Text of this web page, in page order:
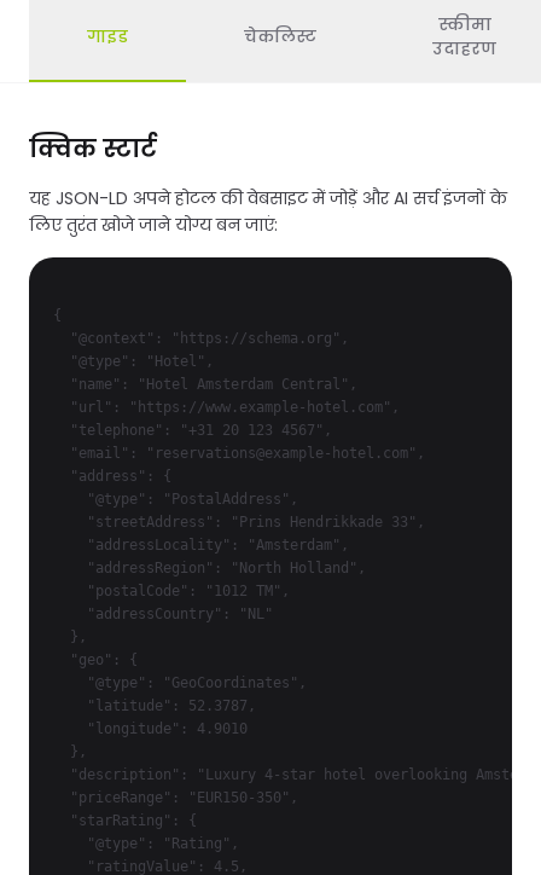
गाइड चेकलिस्ट
स्कीमा
उदाहरण
क्विक स्टार्ट
यह JSON-LD अपने होटल की वेबसाइट में जोड़ें और AI सर्च इंजनों के
लिए तुरंत खोजे जाने योग्य बन जाएं:
{
  "@context": "https://schema.org",
  "@type": "Hotel",
  "name": "Hotel Amsterdam Central",
  "url": "https://www.example-hotel.com",
  "telephone": "+31 20 123 4567",
  "email": "reservations@example-hotel.com",
  "address": {
    "@type": "PostalAddress",
    "streetAddress": "Prins Hendrikkade 33",
    "addressLocality": "Amsterdam",
    "addressRegion": "North Holland",
    "postalCode": "1012 TM",
    "addressCountry": "NL"
  },
  "geo": {
    "@type": "GeoCoordinates",
    "latitude": 52.3787,
    "longitude": 4.9010
  },
"description": "Luxury 4-star hotel overlooking
  "priceRange": "EUR150-350",
  "starRating": {
    "@type": "Rating",
    "ratingValue": 4.5,